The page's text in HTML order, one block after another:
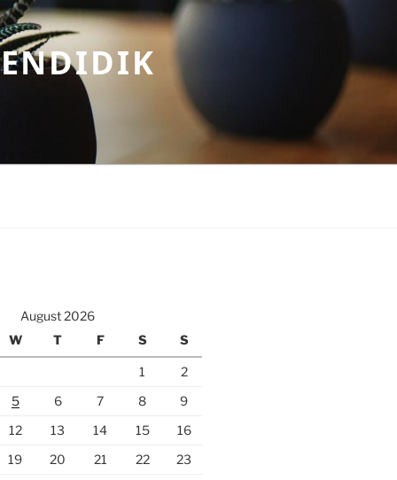
August 2026
W T F S S
1
2
5 6 7 8
9
12 13 14 15
16
19 20 21 22
23